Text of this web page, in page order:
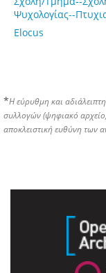
Ψυχολογίας--
Elocus
*Η εύρυθμη και
συλλογών (ψηφιακό
αποκλειστική ευθύνη των